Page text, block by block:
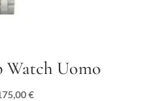
Uomo
€Il